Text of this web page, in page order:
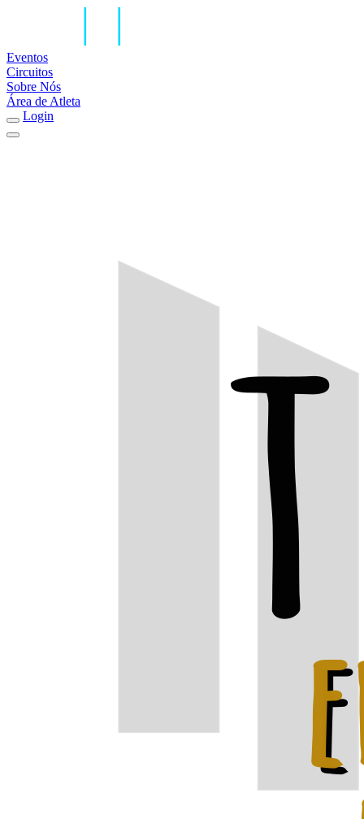
Eventos
Circuitos
Sobre Nós
Área de Atleta
Login